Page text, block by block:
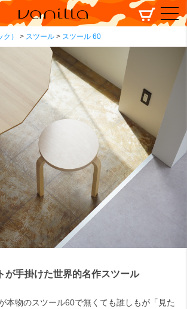
） スツール スツール 60
検索
が手掛けた世界的名作スツール
本物のスツール60で無くても誰しもが「見た